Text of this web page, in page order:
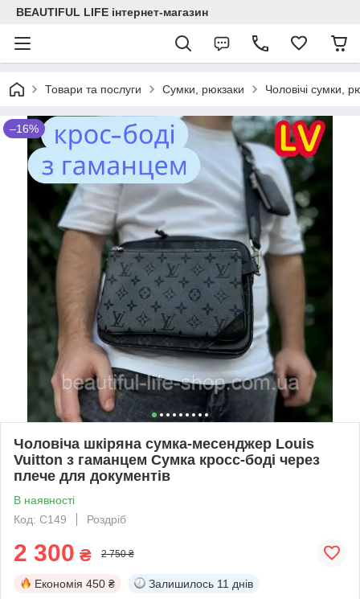
BEAUTIFUL LIFE інтернет-магазин
Товари та послуги Сумки, рюкзаки Чоловічі сумки,
–16%
Чоловіча шкіряна сумка-месенджер Louis
Vuitton з гаманцем Сумка кросс-боді через
плече для документів
В наявності
Код: С149
Роздріб
2 300 ₴ 2 750 ₴
Економія 450 ₴ Залишилось 11 днів